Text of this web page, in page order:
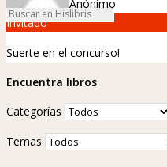
Anónimo
Invitado
Suerte en el concurso!
Encuentra libros
Categorías
Temas